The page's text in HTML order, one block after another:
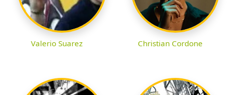
Valerio Suarez Christian Cordone